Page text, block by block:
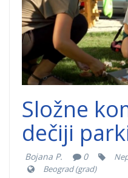
Složne
dečiji
Bojana P. 0
Beograd (grad)